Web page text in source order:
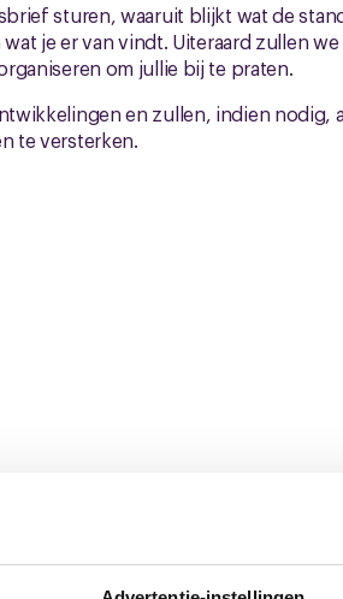
sturen, waaruit blijkt wat de
je er van vindt. Uiteraard zullen
om jullie bij te praten.
en zullen, indien nodig,
te versterken.